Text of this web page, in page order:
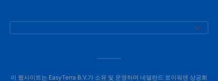
이 웹사이트는 EasyTerra B.V.가 소유 및 운영하며 네덜란드 로이워덴 상공회